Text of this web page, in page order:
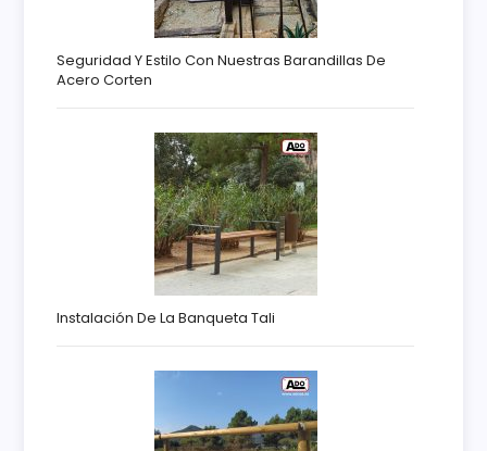
Seguridad Y Estilo Con Nuestras Barandillas De
Acero Corten
Instalación De La Banqueta Tali